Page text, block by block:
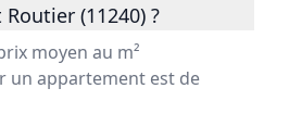
(11240) ?
moyen au m²
un appartement est de